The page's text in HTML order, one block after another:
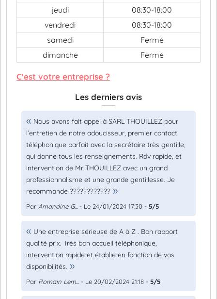
jeudi
08:30-18:00
vendredi
08:30-18:00
samedi
Fermé
dimanche
Fermé
C'est votre entreprise ?
Les derniers avis
Nous avons fait appel à SARL THOUILLEZ pour
l’entretien de notre adoucisseur, premier contact
téléphonique parfait avec la secrétaire très gentille,
qui donne tous les renseignements. Rdv rapide, et
intervention de Mr THOUILLEZ avec un grand
professionnalisme et une grande gentillesse. Je
recommande ????????????
Par Amandine G... - Le 24/01/2024 17:30 - 5/5
Une entreprise sérieuse de A à Z . Bon rapport
qualité prix. Très bon accueil téléphonique,
intervention rapide et établie en fonction de vos
disponibilités.
Par Romain Lem... - Le 20/02/2024 21:18 - 5/5